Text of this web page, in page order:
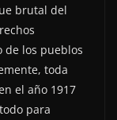
brutal del
de los pueblos
toda
el año 1917
para